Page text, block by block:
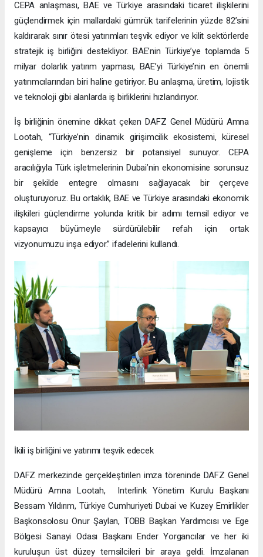
CEPA anlaşması, BAE ve Türkiye arasındaki ticaret ilişkilerini
güçlendirmek için mallardaki gümrük tarifelerinin yüzde 82’sini
kaldırarak sınır ötesi yatırımları teşvik ediyor ve kilit sektörlerde
stratejik iş birliğini destekliyor. BAE’nin Türkiye’ye toplamda 5
milyar dolarlık yatırım yapması, BAE’yi Türkiye’nin en önemli
yatırımcılarından biri haline getiriyor. Bu anlaşma, üretim, lojistik
ve teknoloji gibi alanlarda iş birliklerini hızlandırıyor.
İş birliğinin önemine dikkat çeken DAFZ Genel Müdürü Amna
Lootah, “Türkiye’nin dinamik girişimcilik ekosistemi, küresel
genişleme için benzersiz bir potansiyel sunuyor. CEPA
aracılığıyla Türk işletmelerinin Dubai’nin ekonomisine sorunsuz
bir şekilde entegre olmasını sağlayacak bir çerçeve
oluşturuyoruz. Bu ortaklık, BAE ve Türkiye arasındaki ekonomik
ilişkileri güçlendirme yolunda kritik bir adımı temsil ediyor ve
kapsayıcı büyümeyle sürdürülebilir refah için ortak
vizyonumuzu inşa ediyor.” ifadelerini kullandı.
İkili iş birliğini ve yatırımı teşvik edecek
DAFZ merkezinde gerçekleştirilen imza töreninde DAFZ Genel
Müdürü Amna Lootah, Interlink Yönetim Kurulu Başkanı
Bessam Yıldırım, Türkiye Cumhuriyeti Dubai ve Kuzey Emirlikler
Başkonsolosu Onur Şaylan, TOBB Başkan Yardımcısı ve Ege
Bölgesi Sanayi Odası Başkanı Ender Yorgancılar ve her iki
kuruluşun üst düzey temsilcileri bir araya geldi. İmzalanan